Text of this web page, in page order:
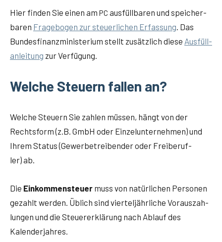
Hier fin­den Sie einen am PC aus­füll­ba­ren und spei­cher­
ba­ren Fra­ge­bo­gen zur steu­er­li­chen Erfas­sung . Das
Bun­des­fi­nanz­mi­nis­te­ri­um stellt zusätz­lich die­se Aus­füll­
an­lei­tung zur Verfügung.
Welche Steuern fallen an?
Wel­che Steu­ern Sie zah­len müs­sen, hängt von der
Rechts­form (z.B. GmbH oder Ein­zel­un­ter­neh­men) und
Ihrem Sta­tus (Gewer­be­trei­ben­der oder Frei­be­ruf­
ler) ab.
Die Ein­kom­men­steu­er muss von natür­li­chen Per­so­nen
gezahlt wer­den. Üblich sind vier­tel­jähr­li­che Vor­aus­zah­
lun­gen und die Steu­er­erklä­rung nach Ablauf des
Kalenderjahres.